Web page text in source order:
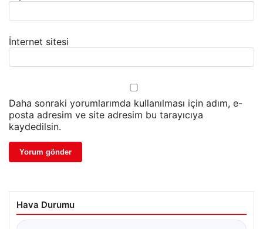
İnternet sitesi
Daha sonraki yorumlarımda kullanılması için adım, e-
posta adresim ve site adresim bu tarayıcıya
kaydedilsin.
Hava Durumu